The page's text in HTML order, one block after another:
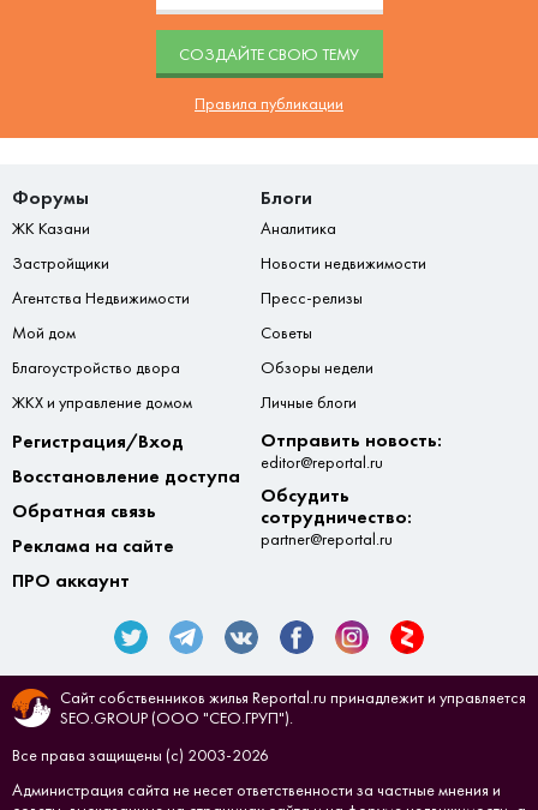
CОЗДАЙТЕ СВОЮ ТЕМУ
Правила публикации
Форумы
ЖК Казани
Застройщики
Агентства Недвижимости
Мой дом
Благоустройство двора
ЖКХ и управление домом
Блоги
Аналитика
Новости недвижимости
Пресс-релизы
Советы
Обзоры недели
Личные блоги
Регистрация/Вход
Восстановление доступа
Обратная связь
Реклама на сайте
ПРО аккаунт
Отправить новость:
editor@reportal.ru
Обсудить
сотрудничество:
partner@reportal.ru
Сайт собственников жилья Reportal.ru принадлежит и управляется
SEO.GROUP (ООО "СЕО.ГРУП").
Все права защищены (с) 2003-2026
Администрация сайта не несет ответственности за частные мнения и